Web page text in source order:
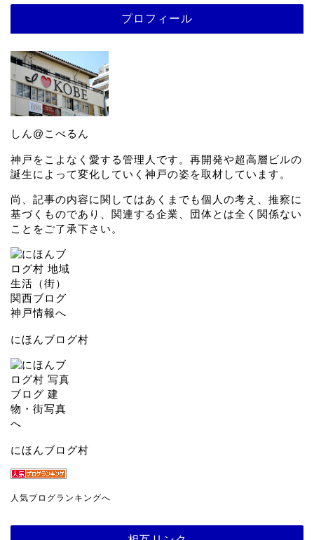
プロフィール
しん@こべるん
神戸をこよなく愛する管理人です。再開発や超高層ビルの
誕生によって変化していく神戸の姿を取材しています。
尚、記事の内容に関してはあくまでも個人の考え、推察に
基づくものであり、関連する企業、団体とは全く関係ない
ことをご了承下さい。
にほんブログ村
にほんブログ村
人気ブログランキングへ